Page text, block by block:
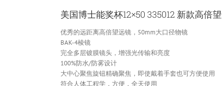
美国博士能奖杯12×50 335012 新款高倍
优秀的远距离高倍望远镜，50mm大口径物镜
BAK-4棱镜
完全多层镀膜镜头，增强光传输和亮度
100%防水/防雾设计
大中心聚焦旋钮精确聚焦，即使戴着手套也可方便使用
符合人体工程学，方便，全天使用